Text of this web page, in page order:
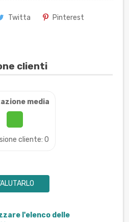
Twitta Pinterest
clienti
media
cliente: 0
l'elenco delle